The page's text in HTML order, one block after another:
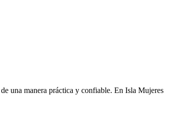
una manera práctica y confiable. En Isla Mujeres